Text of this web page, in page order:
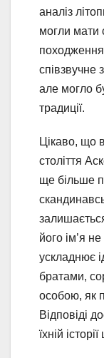
аналіз
могли мати
співзвучне
але могло
традиції.
Цікаво, що
століття
ще більше
його ім’я
ускладнює
братами,
особою, як
Відповіді
їхній